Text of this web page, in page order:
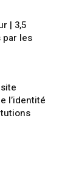
| 3,5
par les
l’identité